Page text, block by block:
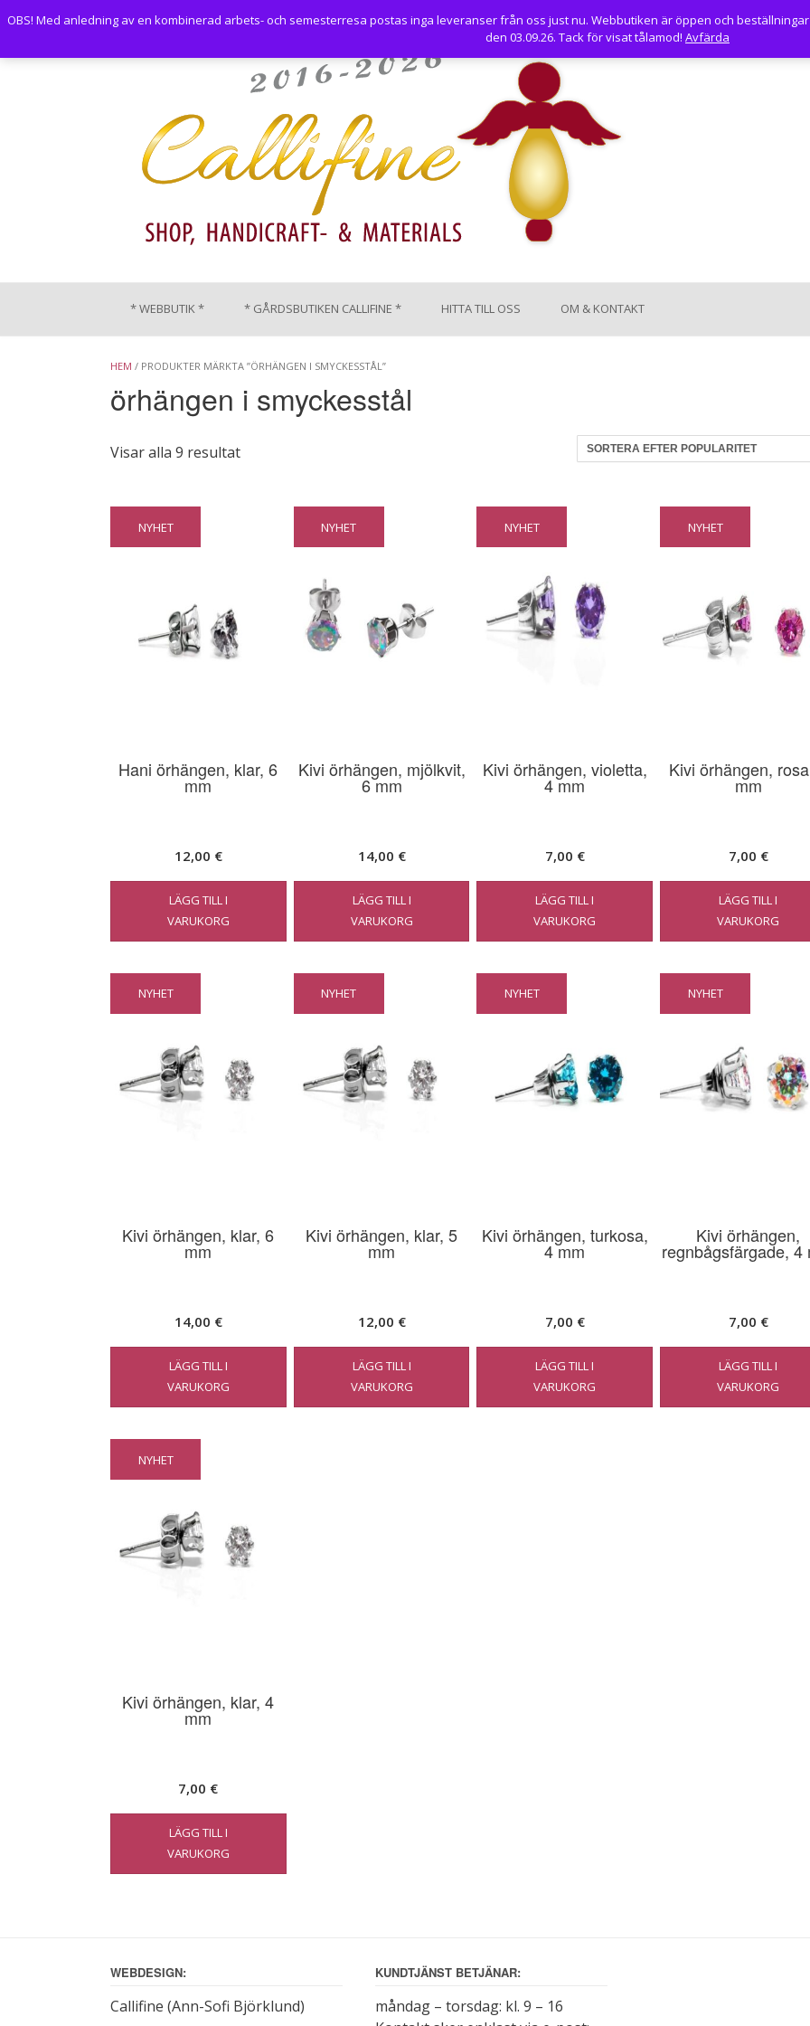
OBS! Med anledning av en kombinerad arbets- och semesterresa postas inga leveranser från oss just nu. Webbutiken är öppen och
den 03.09.26. Tack för visat tålamod! Avfärda
to
* WEBBUTIK * * GÅRDSBUTIKEN CALLIFINE * HITTA TILL OSS OM & KONTAKT
HEM / PRODUKTER MÄRKTA ”ÖRHÄNGEN I SMYCKESSTÅL”
örhängen i smyckesstål
Visar alla 9 resultatSortera
popularitet
NYHET
Hani örhängen, klar, 6
mm
12,00 €
LÄGG TILL I
VARUKORG
NYHET
Kivi örhängen, mjölkvit,
6 mm
14,00 €
LÄGG TILL I
VARUKORG
NYHET
Kivi örhängen, violetta,
4 mm
7,00 €
LÄGG TILL I
VARUKORG
NYHET
Kivi örhängen,
mm
7,00 €
LÄGG TILL I
VARUKORG
NYHET
Kivi örhängen, klar, 6
mm
14,00 €
LÄGG TILL I
VARUKORG
NYHET
Kivi örhängen, klar, 5
mm
12,00 €
LÄGG TILL I
VARUKORG
NYHET
Kivi örhängen, turkosa,
4 mm
7,00 €
LÄGG TILL I
VARUKORG
NYHET
Kivi örhängen,
regnbågsfärgade, 4
7,00 €
LÄGG TILL I
VARUKORG
NYHET
Kivi örhängen, klar, 4
mm
7,00 €
LÄGG TILL I
VARUKORG
WEBDESIGN:
Callifine (Ann-Sofi Björklund)
KUNDTJÄNST BETJÄNAR:
måndag – torsdag: kl. 9 – 16